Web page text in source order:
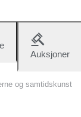
Auksjoner
og samtidskunst